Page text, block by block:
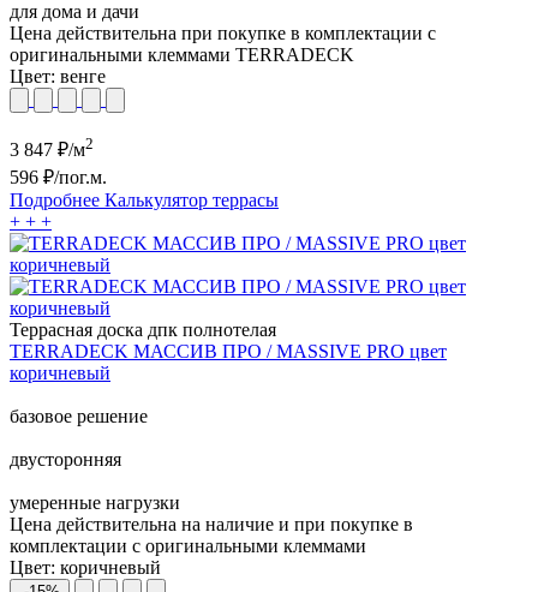
для дома и дачи
Цена действительна при покупке в комплектации с
оригинальными клеммами TERRADECK
Цвет: венге
3 847 ₽/м2
596 ₽/пог.м.
Подробнее Калькулятор террасы
+ + +
Террасная доска дпк полнотелая
TERRADECK МАССИВ ПРО / MASSIVE PRO цвет
коричневый
базовое решение
двусторонняя
умеренные нагрузки
Цена действительна на наличие и при покупке в
комплектации с оригинальными клеммами
Цвет: коричневый